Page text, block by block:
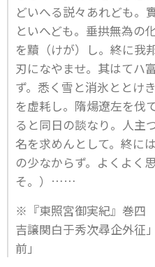
どいへる説々あれども。
といへども。垂拱無為の
を黷（けが）し。終に我
刃になやませ。其はてハ
ず。悉く雪と消氷ととけ
を虚耗し。隋煬遼左を伐
ると同日の談なり。人主
名を求めんとして。終に
の少なからず。よくよく
そ。）……
※『東照宮御実紀』巻
吉譲関白于秀次尋企外征
前」